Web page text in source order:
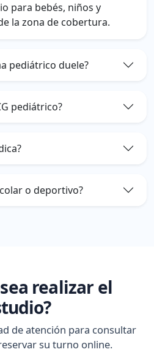
para bebés, niños y
la zona de cobertura.
pediátrico duele?
pediátrico?
o deportivo?
realizar el
de atención para consultar
su turno online.